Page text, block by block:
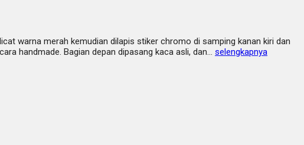
warna merah kemudian dilapis stiker chromo di samping kanan kiri dan
handmade. Bagian depan dipasang kaca asli, dan… selengkapnya